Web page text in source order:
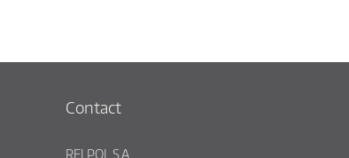
Contact
RELPOL S.A.